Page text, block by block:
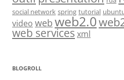
social network spring tutorial
video web web2.0
web servicesxml
BLOGROLL